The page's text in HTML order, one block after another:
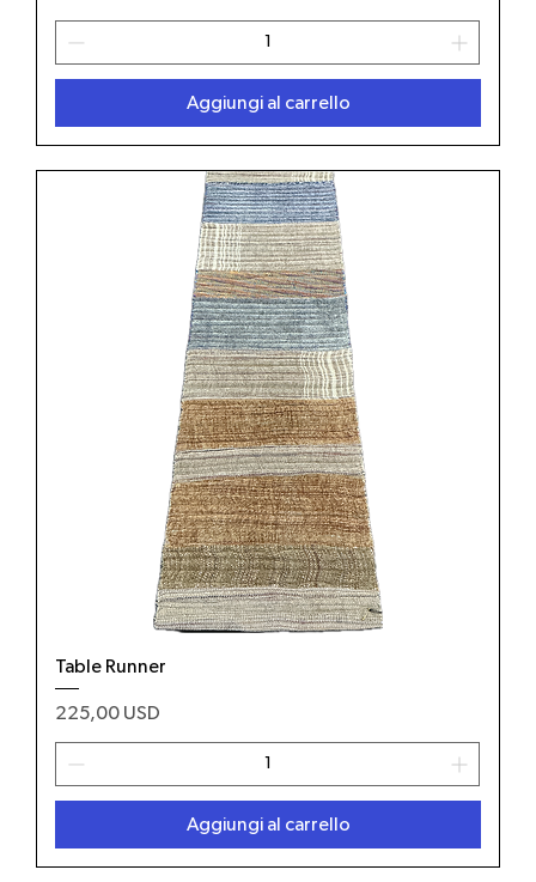
Aggiungi al carrello
Table Runner
Prezzo
225,00 USD
Aggiungi al carrello